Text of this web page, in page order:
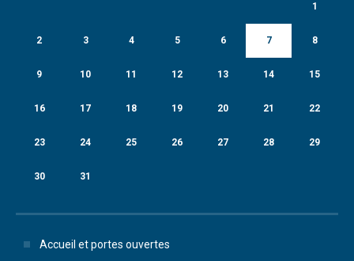
1
2 3 4 5 6 7 8
9 10 11 12 13 14 15
16 17 18 19 20 21 22
23 24 25 26 27 28 29
30 31
Accueil et portes ouvertes